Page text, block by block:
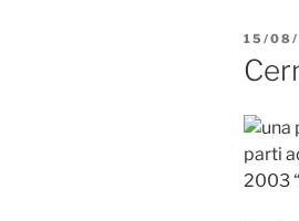
IL
15/
parti
2003